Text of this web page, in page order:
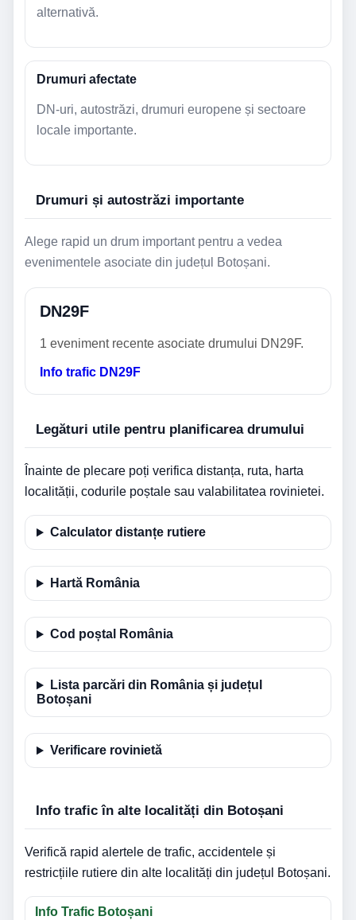
alternativă.
Drumuri afectate
DN-uri, autostrăzi, drumuri europene și sectoare
locale importante.
Drumuri și autostrăzi importante
Alege rapid un drum important pentru a vedea
evenimentele asociate din județul Botoșani.
DN29F
1 eveniment recente asociate drumului DN29F.
Info trafic DN29F
Legături utile pentru planificarea drumului
Înainte de plecare poți verifica distanța, ruta, harta
localității, codurile poștale sau valabilitatea rovinietei.
Calculator distanțe rutiere
Hartă România
Cod poștal România
Lista parcări din România și județul
Botoșani
Verificare rovinietă
Info trafic în alte localități din Botoșani
Verifică rapid alertele de trafic, accidentele și
restricțiile rutiere din alte localități din județul Botoșani.
Info Trafic Botoșani